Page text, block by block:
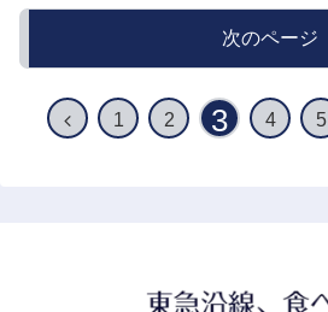
次のページ
1 2 3 4 5